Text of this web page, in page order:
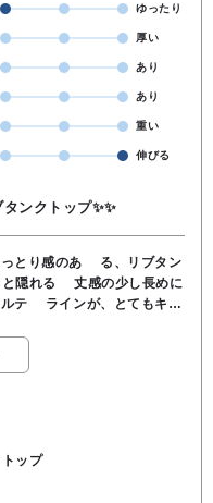
ゆったり
厚い
あり
あり
重い
伸びる
ンクトップ✨✨
っとり感のあ る、リブタン
と隠れる 丈感の少し長めに
ルテ ラインが、とてもキレ
ップ